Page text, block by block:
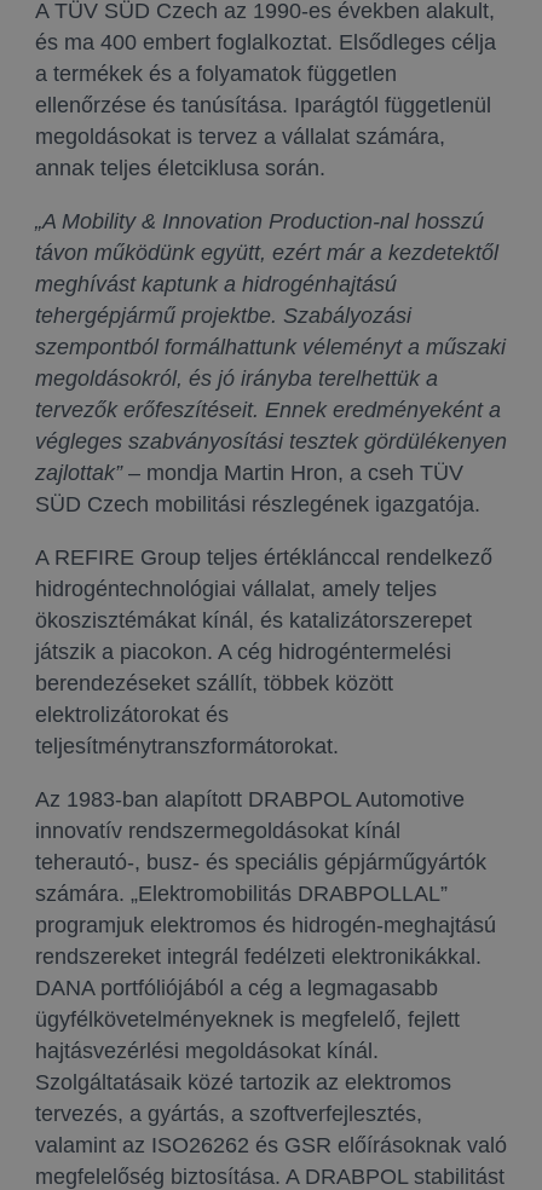
A TÜV SÜD Czech az 1990-es években alakult,
és ma 400 embert foglalkoztat. Elsődleges célja
a termékek és a folyamatok független
ellenőrzése és tanúsítása. Iparágtól függetlenül
megoldásokat is tervez a vállalat számára,
annak teljes életciklusa során.
„A Mobility & Innovation Production-nal hosszú
távon működünk együtt, ezért már a kezdetektől
meghívást kaptunk a hidrogénhajtású
tehergépjármű projektbe. Szabályozási
szempontból formálhattunk véleményt a műszaki
megoldásokról, és jó irányba terelhettük a
tervezők erőfeszítéseit. Ennek eredményeként a
végleges szabványosítási tesztek gördülékenyen
zajlottak”– mondja Martin Hron, a cseh TÜV
SÜD Czech mobilitási részlegének igazgatója.
A REFIRE Group teljes értéklánccal rendelkező
hidrogéntechnológiai vállalat, amely teljes
ökoszisztémákat kínál, és katalizátorszerepet
játszik a piacokon. A cég hidrogéntermelési
berendezéseket szállít, többek között
elektrolizátorokat és
teljesítménytranszformátorokat.
Az 1983-ban alapított DRABPOL Automotive
innovatív rendszermegoldásokat kínál
teherautó-, busz- és speciális gépjárműgyártók
számára. „Elektromobilitás DRABPOLLAL”
programjuk elektromos és hidrogén-meghajtású
rendszereket integrál fedélzeti elektronikákkal.
DANA portfóliójából a cég a legmagasabb
ügyfélkövetelményeknek is megfelelő, fejlett
hajtásvezérlési megoldásokat kínál.
Szolgáltatásaik közé tartozik az elektromos
tervezés, a gyártás, a szoftverfejlesztés,
valamint az ISO26262 és GSR előírásoknak való
megfelelőség biztosítása. A DRABPOL stabilitást